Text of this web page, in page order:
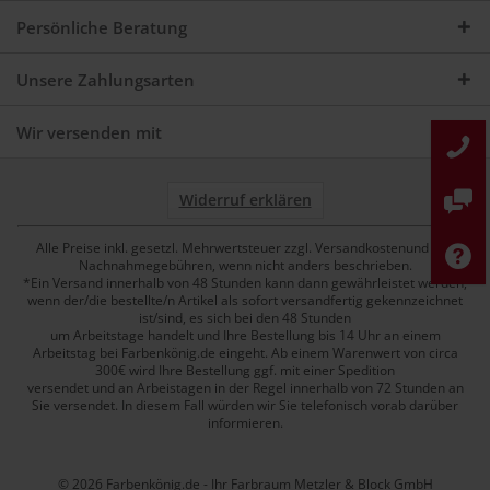
Persönliche Beratung
Unsere Zahlungsarten
Wir versenden mit
Widerruf erklären
Alle Preise inkl. gesetzl. Mehrwertsteuer zzgl. Versandkostenund ggf.
Nachnahmegebühren, wenn nicht anders beschrieben.
*Ein Versand innerhalb von 48 Stunden kann dann gewährleistet werden,
wenn der/die bestellte/n Artikel als sofort versandfertig gekennzeichnet
ist/sind, es sich bei den 48 Stunden
um Arbeitstage handelt und Ihre Bestellung bis 14 Uhr an einem
Arbeitstag bei Farbenkönig.de eingeht. Ab einem Warenwert von circa
300€ wird Ihre Bestellung ggf. mit einer Spedition
versendet und an Arbeistagen in der Regel innerhalb von 72 Stunden an
Sie versendet. In diesem Fall würden wir Sie telefonisch vorab darüber
informieren.
© 2026 Farbenkönig.de - Ihr Farbraum Metzler & Block GmbH